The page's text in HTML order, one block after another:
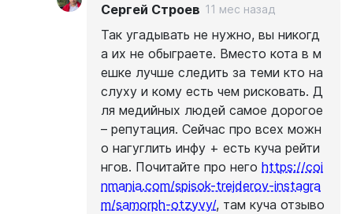
Сергей Строев 11 мес назад
Так угадывать не нужно, вы никогд
а их не обыграете. Вместо кота в м
ешке лучше следить за теми кто на
слуху и кому есть чем рисковать. Д
ля медийных людей самое дорогое
– репутация. Сейчас про всех можн
о нагуглить инфу + есть куча рейти
нгов. Почитайте про него https://coi
nmania.com/spisok-trejderov-instagra
m/samorph-otzyvy/, там куча отзыво